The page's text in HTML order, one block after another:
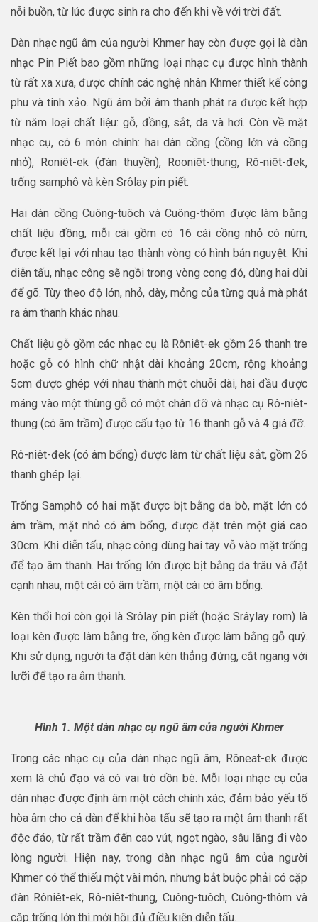
nỗi buồn, từ lúc được sinh ra cho đến khi về với trời đất.
Dàn nhạc ngũ âm của người Khmer hay còn được gọi là dàn
nhạc Pin Piết bao gồm những loại nhạc cụ được hình thành
từ rất xa xưa, được chính các nghệ nhân Khmer thiết kế công
phu và tinh xảo. Ngũ âm bởi âm thanh phát ra được kết hợp
từ năm loại chất liệu: gỗ, đồng, sắt, da và hơi. Còn về mặt
nhạc cụ, có 6 món chính: hai dàn cồng (cồng lớn và cồng
nhỏ), Roniêt-ek (đàn thuyền), Rooniêt-thung, Rô-niêt-đek,
trống samphô và kèn Srôlay pin piết.
Hai dàn cồng Cuông-tuôch và Cuông-thôm được làm bằng
chất liệu đồng, mỗi cái gồm có 16 cái cồng nhỏ có núm,
được kết lại với nhau tạo thành vòng có hình bán nguyệt. Khi
diễn tấu, nhạc công sẽ ngồi trong vòng cong đó, dùng hai dùi
để gõ. Tùy theo độ lớn, nhỏ, dày, mỏng của từng quả mà phát
ra âm thanh khác nhau.
Chất liệu gỗ gồm các nhạc cụ là Rôniêt-ek gồm 26 thanh tre
hoặc gỗ có hình chữ nhật dài khoảng 20cm, rộng khoảng
5cm được ghép với nhau thành một chuỗi dài, hai đầu được
máng vào một thùng gỗ có một chân đỡ và nhạc cụ Rô-niêt-
thung (có âm trầm) được cấu tạo từ 16 thanh gỗ và 4 giá đỡ.
Rô-niêt-đek (có âm bổng) được làm từ chất liệu sắt, gồm 26
thanh ghép lại.
Trống Samphô có hai mặt được bịt bằng da bò, mặt lớn có
âm trầm, mặt nhỏ có âm bổng, được đặt trên một giá cao
30cm. Khi diễn tấu, nhạc công dùng hai tay vỗ vào mặt trống
để tạo âm thanh. Hai trống lớn được bịt bằng da trâu và đặt
cạnh nhau, một cái có âm trầm, một cái có âm bổng.
Kèn thổi hơi còn gọi là Srôlay pin piết (hoặc Srâylay rom) là
loại kèn được làm bằng tre, ống kèn được làm bằng gỗ quý.
Khi sử dụng, người ta đặt dàn kèn thẳng đứng, cắt ngang với
lưỡi để tạo ra âm thanh.
Hình 1. Một dàn nhạc cụ ngũ âm của người Khmer
Trong các nhạc cụ của dàn nhạc ngũ âm, Rôneat-ek được
xem là chủ đạo và có vai trò dồn bè. Mỗi loại nhạc cụ của
dàn nhạc được định âm một cách chính xác, đảm bảo yếu tố
hòa âm cho cả dàn để khi hòa tấu sẽ tạo ra một âm thanh rất
độc đáo, từ rất trầm đến cao vút, ngọt ngào, sâu lắng đi vào
lòng người. Hiện nay, trong dàn nhạc ngũ âm của người
Khmer có thể thiếu một vài món, nhưng bắt buộc phải có cặp
đàn Rôniêt-ek, Rô-niêt-thung, Cuông-tuôch, Cuông-thôm và
cặp trống lớn thì mới hội đủ điều kiện diễn tấu.